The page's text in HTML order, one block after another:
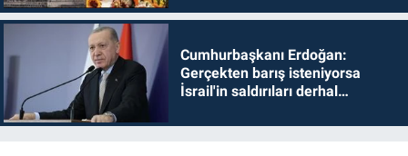
Cumhurbaşkanı Erdoğan:
Gerçekten barış isteniyorsa
İsrail'in saldırıları derhal